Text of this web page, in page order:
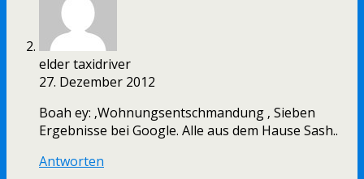
elder taxidriver
27. Dezember 2012
Boah ey: ‚Wohnungsentschmandung ‚ Sieben
Ergebnisse bei Google. Alle aus dem Hause Sash..
Antworten